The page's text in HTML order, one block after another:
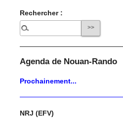
Rechercher :
Agenda de Nouan-Rando
Prochainement...
NRJ (EFV)